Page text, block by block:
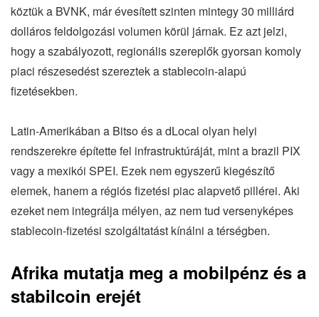
köztük a BVNK, már évesített szinten mintegy 30 milliárd
dolláros feldolgozási volumen körül járnak. Ez azt jelzi,
hogy a szabályozott, regionális szereplők gyorsan komoly
piaci részesedést szereztek a stablecoin-alapú
fizetésekben.
Latin-Amerikában a Bitso és a dLocal olyan helyi
rendszerekre építette fel infrastruktúráját, mint a brazil PIX
vagy a mexikói SPEI. Ezek nem egyszerű kiegészítő
elemek, hanem a régiós fizetési piac alapvető pillérei. Aki
ezeket nem integrálja mélyen, az nem tud versenyképes
stablecoin-fizetési szolgáltatást kínálni a térségben.
Afrika mutatja meg a mobilpénz és a
stabilcoin erejét